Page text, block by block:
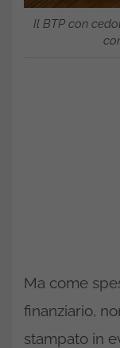
Il BTP con
Ma come
finanziario,
stampato in